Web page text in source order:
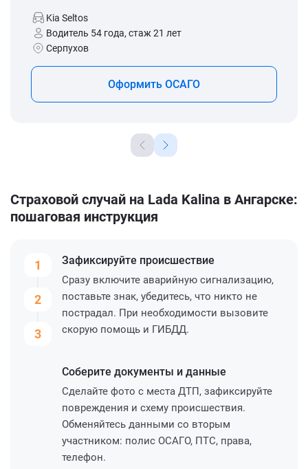
Kia Seltos
Водитель 54 года, стаж 21 лет
Серпухов
Оформить ОСАГО
Страховой случай на Lada Kalina в Ангарске:
пошаговая инструкция
1
2
3
Зафиксируйте происшествие
Сразу включите аварийную сигнализацию,
поставьте знак, убедитесь, что никто не
пострадал. При необходимости вызовите
скорую помощь и ГИБДД.
Соберите документы и данные
Сделайте фото с места ДТП, зафиксируйте
повреждения и схему происшествия.
Обменяйтесь данными со вторым
участником: полис ОСАГО, ПТС, права,
телефон.